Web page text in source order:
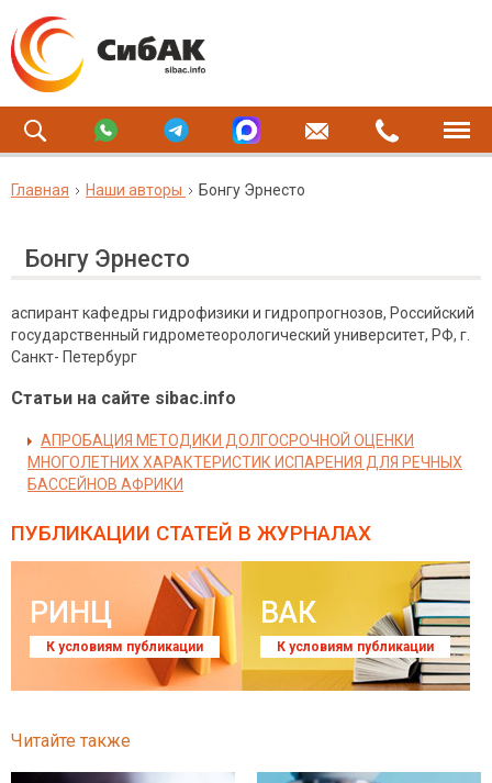
Главная Наши авторы Бонгу Эрнесто
Бонгу Эрнесто
аспирант кафедры гидрофизики и гидропрогнозов, Российский
государственный гидрометеорологический университет, РФ, г.
Санкт- Петербург
Статьи на сайте sibac.info
АПРОБАЦИЯ МЕТОДИКИ ДОЛГОСРОЧНОЙ ОЦЕНКИ
МНОГОЛЕТНИХ ХАРАКТЕРИСТИК ИСПАРЕНИЯ ДЛЯ РЕЧНЫХ
БАССЕЙНОВ АФРИКИ
ПУБЛИКАЦИИ СТАТЕЙ В ЖУРНАЛАХ
РИНЦ
К условиям публикации
ВАК
К условиям публикации
Читайте также